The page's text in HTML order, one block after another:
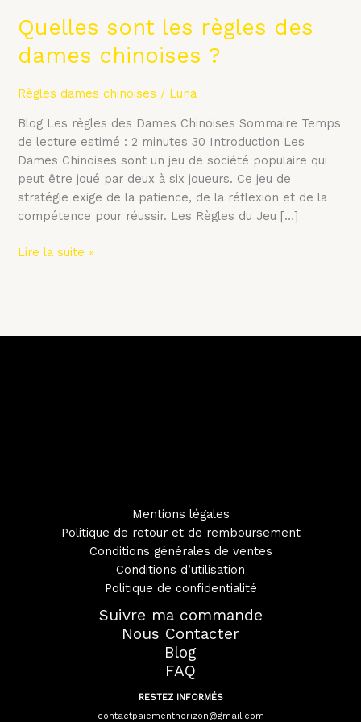
Quelles sont les règles des
dames chinoises ?
Règles dames chinoises / Luna
Blog Les règles des Dames Chinoises Sommaire Temps
de lecture estimé : 2 minutes 30 Introduction Les
Dames Chinoises sont un jeu de société populaire qui
peut être joué par deux à six joueurs. Ce jeu de
stratégie exige de la patience, de la réflexion et de la
compétence pour réussir. Les Règles du Jeu […]
Lire la suite »
Mentions légales
Politique de retour et de remboursement
Conditions générales de ventes
Conditions d’utilisation
Politique de confidentialité
Suivre ma commande
Nous Contacter
Blog
FAQ
RESTEZ INFORMÉS
contactpaiementhorizon@gmail.com